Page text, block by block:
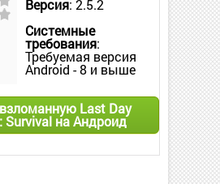
Версия: 2.5.2
Системные
требования:
Требуемая версия
Android - 8 и выше
Last Day
Survival на Андроид